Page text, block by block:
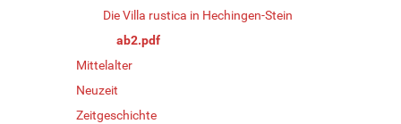
Die Villa rustica in Hechingen-Stein
ab2.pdf
Mittelalter
Neuzeit
Zeitgeschichte